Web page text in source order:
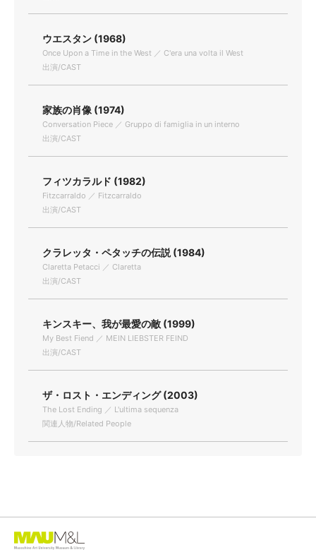
ウエスタン (1968)
Once Upon a Time in the West ／ C'era una volta il West
出演/CAST
家族の肖像 (1974)
Conversation Piece ／ Gruppo di famiglia in un interno
出演/CAST
フィツカラルド (1982)
Fitzcarraldo ／ Fitzcarraldo
出演/CAST
クラレッタ・ペタッチの伝説 (1984)
Claretta Petacci ／ Claretta
出演/CAST
キンスキー、我が最愛の敵 (1999)
My Best Fiend ／ MEIN LIEBSTER FEIND
出演/CAST
ザ・ロスト・エンディング (2003)
The Lost Ending ／ L'ultima sequenza
関連人物/Related People